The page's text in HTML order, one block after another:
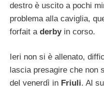
destro è uscito a pochi
problema alla caviglia,
forfait a derbyin corso.
Ieri non si è allenato,
lascia presagire che non
del venerdì in Friuli. Al